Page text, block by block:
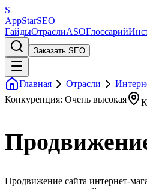
S
AppStarSEO
ГайдыОтраслиASOГлоссарий
Заказать SEO
Главная Отрасли
Конкуренция: Очень высокая
Продвижение сайта интернет-